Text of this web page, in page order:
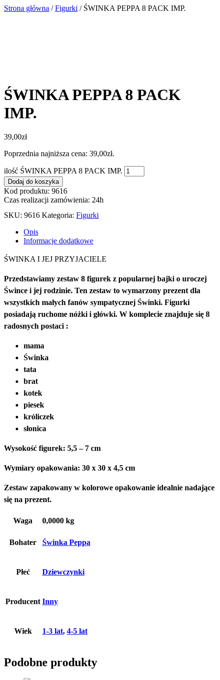
Strona główna /Figurki / ŚWINKA PEPPA 8 PACK IMP.
ŚWINKA PEPPA 8 PACK
IMP.
39,00zł
Poprzednia najniższa cena: 39,00zł.
ilość ŚWINKA PEPPA 8 PACK IMP.
Dodaj do koszyka
Kod produktu: 9616
Czas realizacji zamówienia: 24h
SKU: 9616 Kategoria: Figurki
Opis
Informacje dodatkowe
ŚWINKA I JEJ PRZYJACIELE
Przedstawiamy zestaw 8 figurek z popularnej bajki o uroczej
Śwince i jej rodzinie. Ten zestaw to wymarzony prezent dla
wszystkich małych fanów sympatycznej Świnki. Figurki
posiadają ruchome nóżki i główki. W komplecie znajduje się 8
radosnych postaci :
mama
Świnka
tata
brat
kotek
piesek
króliczek
słonica
Wysokość figurek: 5,5 – 7 cm
Wymiary opakowania: 30 x 30 x 4,5 cm
Zestaw zapakowany w kolorowe opakowanie idealnie nadające
się na prezent.
Waga 0,0000 kg
Bohater Świnka Peppa
Płeć Dziewczynki
Producent Inny
Wiek 1-3 lat, 4-5 lat
Podobne produkty